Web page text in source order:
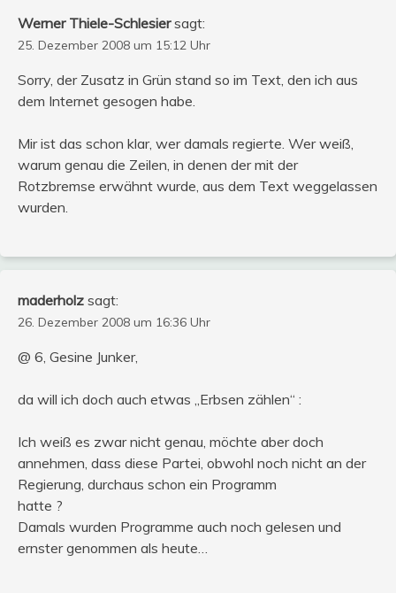
Werner Thiele-Schlesier sagt:
25. Dezember 2008 um 15:12 Uhr
Sorry, der Zusatz in Grün stand so im Text, den ich aus
dem Internet gesogen habe.
Mir ist das schon klar, wer damals regierte. Wer weiß,
warum genau die Zeilen, in denen der mit der
Rotzbremse erwähnt wurde, aus dem Text weggelassen
wurden.
maderholz sagt:
26. Dezember 2008 um 16:36 Uhr
@ 6, Gesine Junker,
da will ich doch auch etwas „Erbsen zählen“ :
Ich weiß es zwar nicht genau, möchte aber doch
annehmen, dass diese Partei, obwohl noch nicht an der
Regierung, durchaus schon ein Programm
hatte ?
Damals wurden Programme auch noch gelesen und
ernster genommen als heute…